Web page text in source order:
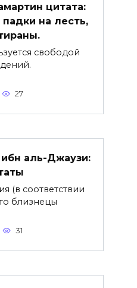
цитата:
на лесть,
свободой
27
аль-Джаузи:
(в соответствии
близнецы
31